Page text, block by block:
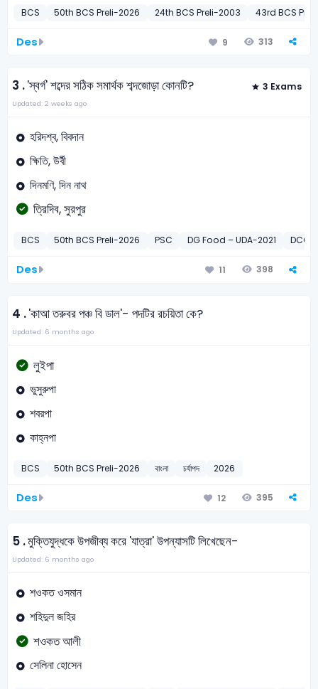
BCS 50th BCS Preli-2026 24th BCS Preli-2003 43rd BCS
Des 9 313
3 .'স্বর্গ' শব্দের সঠিক সমার্থক শব্দজোড়া কোনটি? 3 Exams
Updated: 2 weeks ago
হরিদশ্ব, বিবদান
ক্ষিতি, উর্বী
দিনমণি, দিন নাথ
ত্রিদিব, সুরপুর
BCS 50th BCS Preli-2026 PSC DG Food – UDA-2021 DCO
Des 11 398
4 .'কাআ তরুবর পঞ্চ বি ডাল'- পদটির রচয়িতা কে?
Updated: 6 months ago
লুইপা
ভুসুরুপা
শবরপা
কাহ্নপা
BCS 50th BCS Preli-2026 বাংলা চর্যাপদ 2026
Des 12 395
5 .মুক্তিযুদ্ধকে উপজীব্য করে 'যাত্রা' উপন্যাসটি লিখেছেন-
Updated: 6 months ago
শওকত ওসমান
শহিদুল জহির
শওকত আলী
সেলিনা হোসেন